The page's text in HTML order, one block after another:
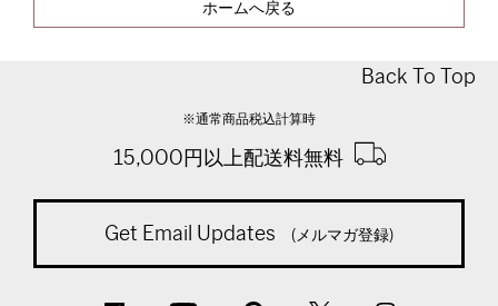
ホームへ戻る
Back To Top
※通常商品税込計算時
15,000円以上配送料無料
Get Email Updates (メルマガ登録)